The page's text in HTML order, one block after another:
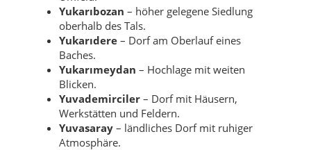
Yukarıbozan – höher gelegene Siedlung
oberhalb des Tals.
Yukarıdere – Dorf am Oberlauf eines
Baches.
Yukarımeydan – Hochlage mit weiten
Blicken.
Yuvademirciler – Dorf mit Häusern,
Werkstätten und Feldern.
Yuvasaray – ländliches Dorf mit ruhiger
Atmosphäre.